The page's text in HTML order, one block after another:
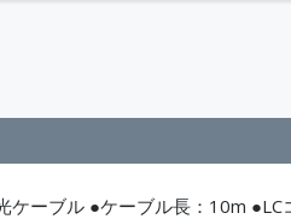
ケーブル ●ケーブル長：10m